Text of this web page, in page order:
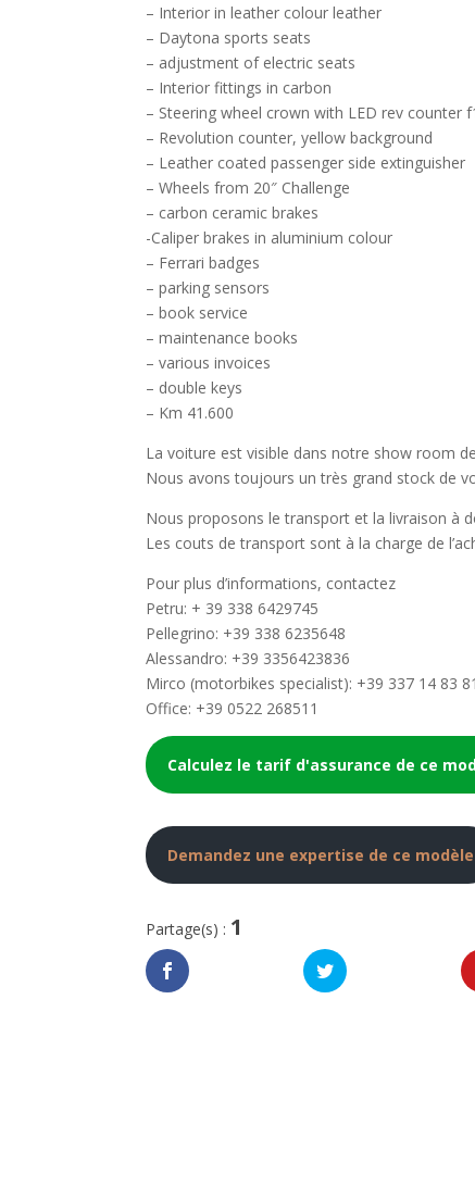
– Interior in leather colour leather
– Daytona sports seats
– adjustment of electric seats
– Interior fittings in carbon
– Steering wheel crown with LED rev counter
– Revolution counter, yellow background
– Leather coated passenger side extinguisher
– Wheels from 20″ Challenge
– carbon ceramic brakes
-Caliper brakes in aluminium colour
– Ferrari badges
– parking sensors
– book service
– maintenance books
– various invoices
– double keys
– Km 41.600
La voiture est visible dans notre show room
Nous avons toujours un très grand stock de
Nous proposons le transport et la livraison à
Les couts de transport sont à la charge de
Pour plus d’informations, contactez
Petru: + 39 338 6429745
Pellegrino: +39 338 6235648
Alessandro: +39 3356423836
Mirco (motorbikes specialist): +39 337 14 83
Office: +39 0522 268511
Calculez le tarif d'assurance de ce
Demandez une expertise de ce modèle
Partage(s) : 1